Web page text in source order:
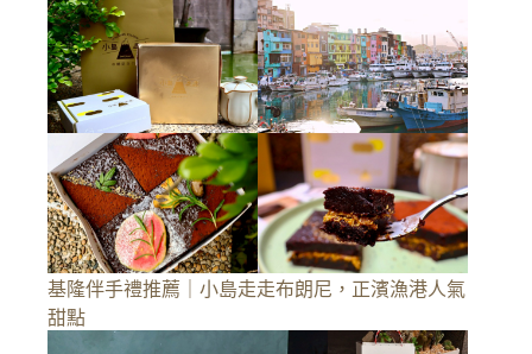
基隆伴手禮推薦｜小島走走布朗尼，正濱漁港人氣
甜點